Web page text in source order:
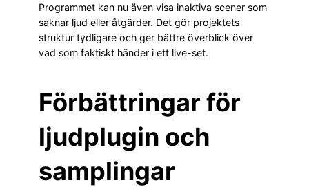
Programmet kan nu även visa inaktiva scener som
saknar ljud eller åtgärder. Det gör projektets
struktur tydligare och ger bättre överblick över
vad som faktiskt händer i ett live-set.
Förbättringar för
ljudplugin och
samplingar